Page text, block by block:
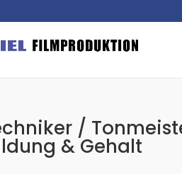
/
& Gehalt